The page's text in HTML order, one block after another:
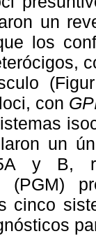
un
los
con
un
y B,
(PGM)
cinco